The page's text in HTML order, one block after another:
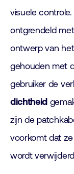
visuele
ontgrendeld
ontwerp van
gehouden met
gebruiker de
dichtheid
zijn de
voorkomt dat
wordt